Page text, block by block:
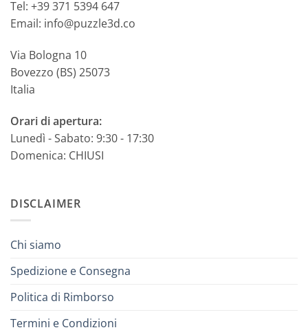
Tel: +39 371 5394 647
Email: info@puzzle3d.co
Via Bologna 10
Bovezzo (BS) 25073
Italia
Orari di apertura:
Lunedì - Sabato: 9:30 - 17:30
Domenica: CHIUSI
DISCLAIMER
Chi siamo
Spedizione e Consegna
Politica di Rimborso
Termini e Condizioni